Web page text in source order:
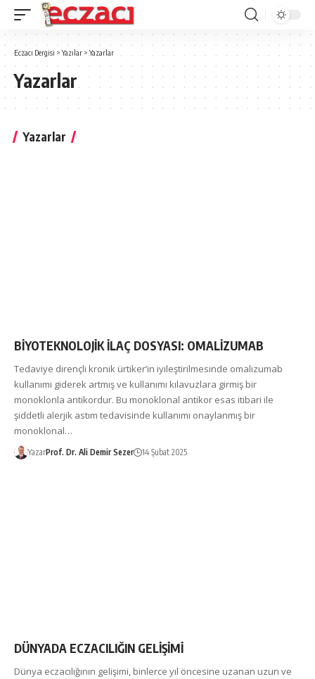
Eczacı Dergisi >Yazılar >Yazarlar
Yazarlar
Yazarlar
BİYOTEKNOLOJİK İLAÇ DOSYASI: OMALİZUMAB
Tedaviye dirençli kronik ürtiker’in iyileştirilmesinde omalizumab
kullanımı giderek artmış ve kullanımı kılavuzlara girmiş bir
monoklonla antikordur. Bu monoklonal antikor esas itibari ile
şiddetli alerjik astım tedavisinde kullanımı onaylanmış bir
monoklonal…
YazarProf. Dr. Ali Demir Sezer 14 Şubat 2025
DÜNYADA ECZACILIĞIN GELİŞİMİ
Dünya eczacılığının gelişimi, binlerce yıl öncesine uzanan uzun ve